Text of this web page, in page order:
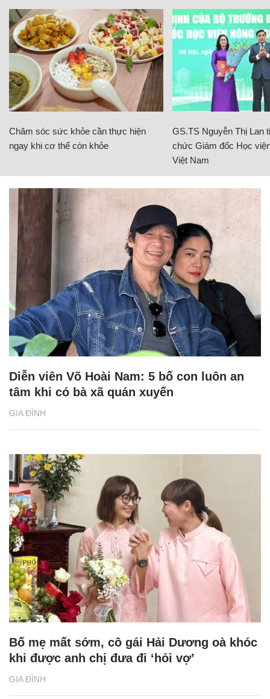
Chăm sóc sức khỏe cần thực hiện
ngay khi cơ thể còn khỏe
GS.TS Nguyễn Thị Lan
chức Giám đốc Học
Việt Nam
GIA ĐÌNH
Diễn viên Võ Hoài Nam: 5 bố con luôn an
tâm khi có bà xã quán xuyến
GIA ĐÌNH
Bố mẹ mất sớm, cô gái Hải Dương oà khóc
khi được anh chị đưa đi ‘hỏi vợ’